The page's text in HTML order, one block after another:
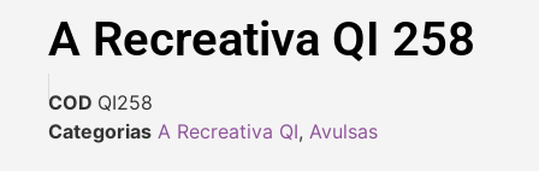
A Recreativa QI 258
COD QI258
Categorias A Recreativa QI, Avulsas